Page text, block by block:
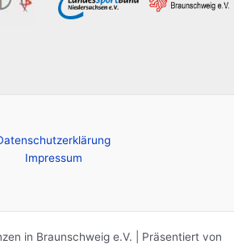
Impressum
in Braunschweig e.V. | Präsentiert von